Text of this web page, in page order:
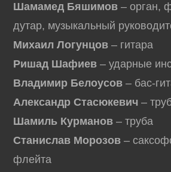
Шамамед Бяшимов – орган,
дутар, музыкальный
Михаил Логунцов – гитара
Ришад Шафиев – ударные
Владимир Белоусов – бас-
Александр Стасюкевич –
Шамиль Курманов – труба
Станислав Морозов –
флейта